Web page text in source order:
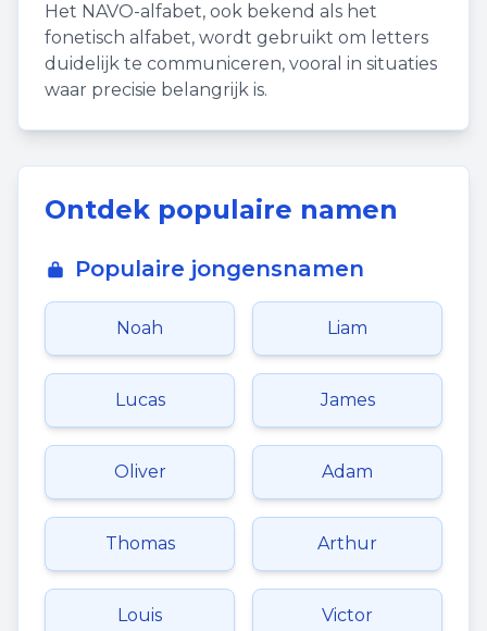
Het NAVO-alfabet, ook bekend als het
fonetisch alfabet, wordt gebruikt om letters
duidelijk te communiceren, vooral in situaties
waar precisie belangrijk is.
Ontdek populaire namen
Populaire jongensnamen
Noah Liam
Lucas James
Oliver Adam
Thomas Arthur
Louis Victor